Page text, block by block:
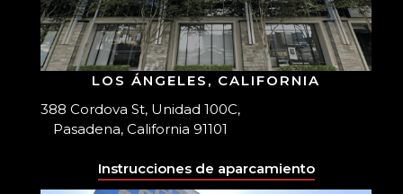
LOS ÁNGELES, CALIFORNIA
388 Cordova St, Unidad 100C,
Pasadena, California 91101
Instrucciones de aparcamiento